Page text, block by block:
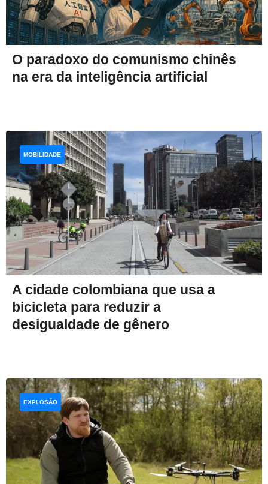
O paradoxo do comunismo chinês
na era da inteligência artificial
A cidade colombiana que usa a
bicicleta para reduzir a
desigualdade de gênero
MOBILIDADE
EXPLOSÃO